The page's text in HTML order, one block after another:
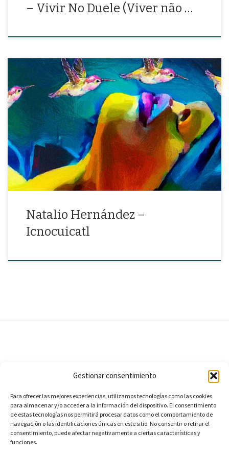
Gestionar consentimiento
Para ofrecer las mejores experiencias, utilizamos tecnologías como las cookies
para almacenar y/o acceder a la información del dispositivo. El consentimiento
de estas tecnologías nos permitirá procesar datos como el comportamiento de
navegación o las identificaciones únicas en este sitio. No consentir o retirar el
consentimiento, puede afectar negativamente a ciertas características y
funciones.
– Vivir No Duele (Viver não …
«Voy a venir en la forma de un colibrí (Cualtzin huitzitzilin
Nimocuepas)»
Natalio Hernández –
Icnocuicatl
SUSCRIBIR